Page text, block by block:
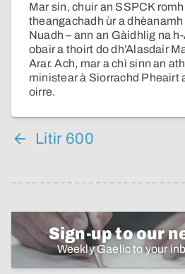
Mar sin, chuir an SSPCK
theangachadh ùr a
Nuadh – ann an Gàidhlig na
obair a thoirt do dh’Alasdair
Arar. Ach, mar a chì sinn an
ministear à Siorrachd Pheairt
oirre.
Litir 600
Sign-up to our
Weekly Gaelic to your